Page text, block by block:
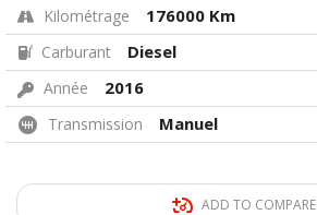
Kilométrage 176000 Km
Carburant Diesel
Année 2016
Transmission Manuel
ADD TO COMPARE